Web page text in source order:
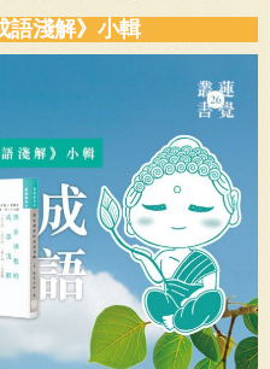
語淺解》小輯